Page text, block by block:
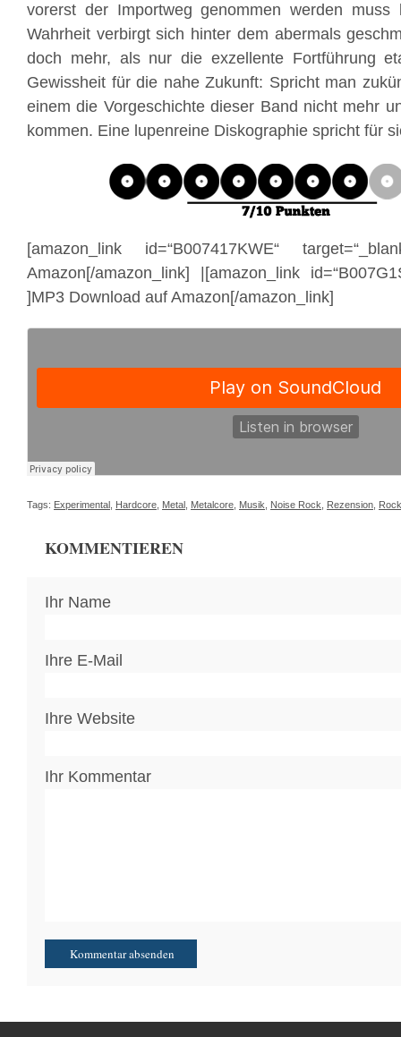
vorerst der Importweg genommen werden
Wahrheit verbirgt sich hinter dem abermals
doch mehr, als nur die exzellente Fortführung
Gewissheit für die nahe Zukunft: Spricht man
einem die Vorgeschichte dieser Band nicht mehr
kommen. Eine lupenreine Diskographie spricht für
[amazon_link id=“B007417KWE“
Amazon[/amazon_link] |[amazon_link
]MP3 Download auf Amazon[/amazon_link]
Tags: Experimental Hardcore Metal Metalcore Musik Noise Rock Rezension Rock
KOMMENTIEREN
Ihr Name
Ihre E-Mail
Ihre Website
Ihr Kommentar